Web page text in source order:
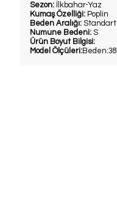
Sezon: İlkbahar-Yaz
Kumaş Özelliği: Poplin
Beden Aralığı: Standart
Numune Bedeni: S
Ürün Boyut Bilgisi:
Model Ölçüleri:Beden:38